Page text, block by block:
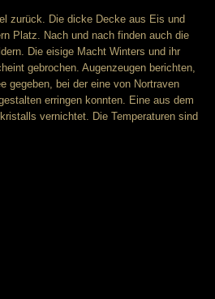
zurück. Die dicke Decke aus Eis und
Platz. Nach und nach finden auch die
Die eisige Macht Winters und ihr
gebrochen. Augenzeugen berichten,
gegeben, bei der eine von Nortraven
erringen konnten. Eine aus dem
vernichtet. Die Temperaturen sind